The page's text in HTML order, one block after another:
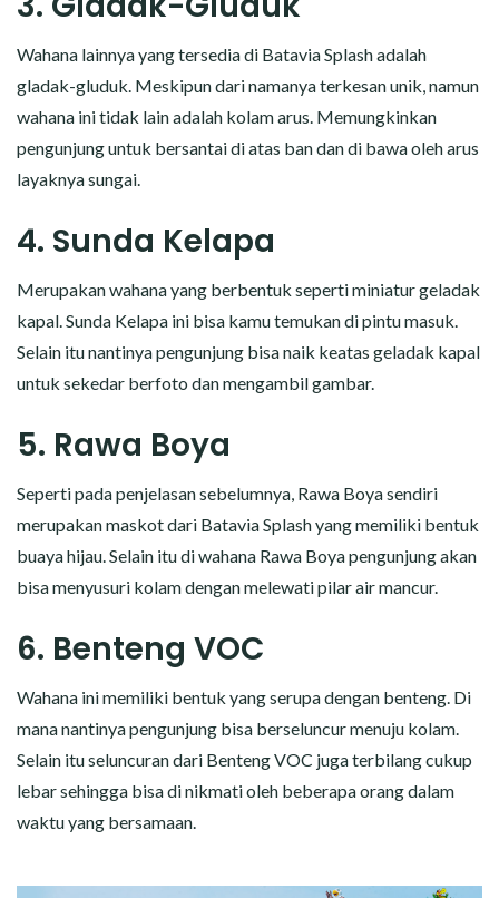
Wahana lainnya yang tersedia di Batavia Splash adalah
gladak-gluduk. Meskipun dari namanya terkesan unik, namun
wahana ini tidak lain adalah kolam arus. Memungkinkan
pengunjung untuk bersantai di atas ban dan di bawa oleh arus
layaknya sungai.
4. Sunda Kelapa
Merupakan wahana yang berbentuk seperti miniatur geladak
kapal. Sunda Kelapa ini bisa kamu temukan di pintu masuk.
Selain itu nantinya pengunjung bisa naik keatas geladak kapal
untuk sekedar berfoto dan mengambil gambar.
5. Rawa Boya
Seperti pada penjelasan sebelumnya, Rawa Boya sendiri
merupakan maskot dari Batavia Splash yang memiliki bentuk
buaya hijau. Selain itu di wahana Rawa Boya pengunjung akan
bisa menyusuri kolam dengan melewati pilar air mancur.
6. Benteng VOC
Wahana ini memiliki bentuk yang serupa dengan benteng. Di
mana nantinya pengunjung bisa berseluncur menuju kolam.
Selain itu seluncuran dari Benteng VOC juga terbilang cukup
lebar sehingga bisa di nikmati oleh beberapa orang dalam
waktu yang bersamaan.